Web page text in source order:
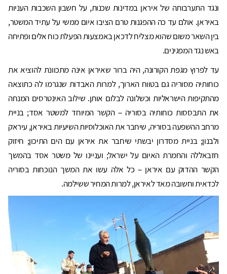
ונגד התערבותה של איראן במדינות שכנות, על חשבון השכבות העניות
באיראן. אולם עד כה ההפגנות טרם הציבו איום ממשי על עתיד המשטר,
בין השאר משום שהוא מצליח לדכאן באמצעות הפעלת כוח אלים ופתיחה
באש נגד המפגינים.
עד לפרוץ מגפת הקורונה, היה ברור שאיראן אינה מתכוונת להוציא את
כוחותיה מסוריה גם בטווח הארוך, למרות האבדות שנגרמו לה כתוצאה
מהתקיפות הישראליות וכשלונה לבלום אותן. שילוב האינטרסים המנחה
את התבססות כוחותיה בסוריה – הקשר המיוחד למשטר אסד; בניית
מרחב ההשפעה בסוריה, שיחבר את האוכלוסיות השיעיות באיראן, עיראק
ולבנון; בניית מסדרון יבשתי שיחבר את איראן עם הים התיכון; חיזוק
חזבאללה והחמרת האיום על ישראל; ועניינו של משטר אסד בהמשך
הקשר ההדוק עם איראן – כל אלה עשו את המשך הנוכחות בסוריה
לכדאית וחשובה מאד לאיראן, למרות המחיר ששילמה.